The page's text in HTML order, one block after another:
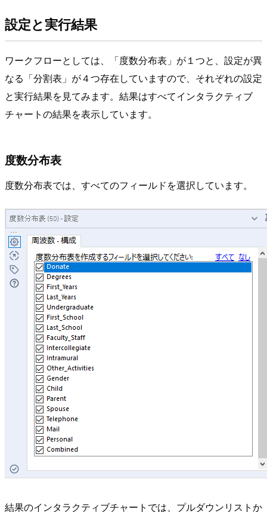
設定と実行結果
ワークフローとしては、「度数分布表」が１つと、設定が異
なる「分割表」が４つ存在していますので、それぞれの設定
と実行結果を見てみます。結果はすべてインタラクティブ
チャートの結果を表示しています。
度数分布表
度数分布表では、すべてのフィールドを選択しています。
結果のインタラクティブチャートでは、プルダウンリストか